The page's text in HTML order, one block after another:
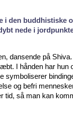
i den
nede i
dansende på
I hånden har
og befri
tid, så man kan